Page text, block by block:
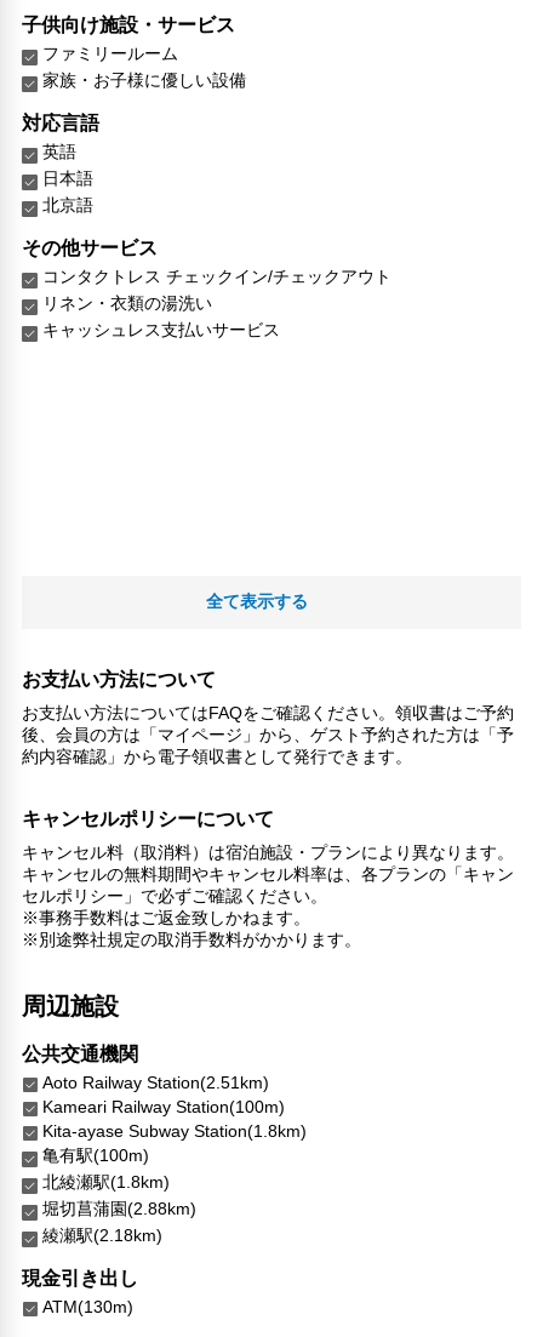
子供向け施設・サービス
ファミリールーム
家族・お子様に優しい設備
対応言語
英語
日本語
北京語
その他サービス
コンタクトレス チェックイン/チェックアウト
リネン・衣類の湯洗い
キャッシュレス支払いサービス
全て表示する
お支払い方法について
お支払い方法についてはFAQをご確認ください。領収書はご予約
後、会員の方は「マイページ」から、ゲスト予約された方は「予
約内容確認」から電子領収書として発行できます。
キャンセルポリシーについて
キャンセル料（取消料）は宿泊施設・プランにより異なります。
キャンセルの無料期間やキャンセル料率は、各プランの「キャン
セルポリシー」で必ずご確認ください。
※事務手数料はご返金致しかねます。
※別途弊社規定の取消手数料がかかります。
周辺施設
公共交通機関
Aoto Railway Station(2.51km)
Kameari Railway Station(100m)
Kita-ayase Subway Station(1.8km)
亀有駅(100m)
北綾瀬駅(1.8km)
堀切菖蒲園(2.88km)
綾瀬駅(2.18km)
現金引き出し
ATM(130m)